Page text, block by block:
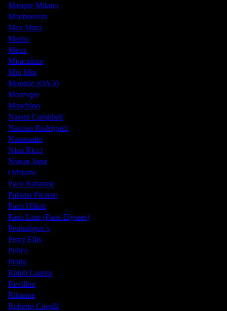
Masque Milano
Mauboussin
Max Mara
Memo
Mexx
Miraculum
Miu Miu
Montale (ОАЭ)
Moresque
Moschino
Naomi Campbell
Narciso Rodriguez
Nasomatto
Nina Ricci
Nовая Заря
Oriflame
Paco Rabanne
Paloma Picasso
Paris Hilton
Paris Line (Paris Elysees)
Penhaligon`s
Perry Ellis
Police
Prada
Ralph Lauren
Revillon
Rihanna
Roberto Cavalli